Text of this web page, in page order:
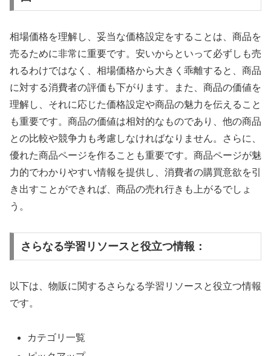
相場価格を理解し、妥当な価格設定をすることは、商品を
売るために非常に重要です。安いからといって必ずしも売
れるわけではなく、相場価格から大きく乖離すると、商品
に対する消費者の評価も下がります。また、商品の価値を
理解し、それに応じた価格設定や商品の魅力を伝えること
も重要です。商品の価値は相対的なものであり、他の商品
との比較や競争力も考慮しなければなりません。さらに、
優れた商品ページを作ることも重要です。商品ページが魅
力的でわかりやすい情報を提供し、消費者の購買意欲を引
き出すことができれば、商品の売れ行きも上がるでしょ
う。
さらなる学習リソースと役立つ情報：
以下は、物販に関するさらなる学習リソースと役立つ情報
です。
カテゴリ一覧